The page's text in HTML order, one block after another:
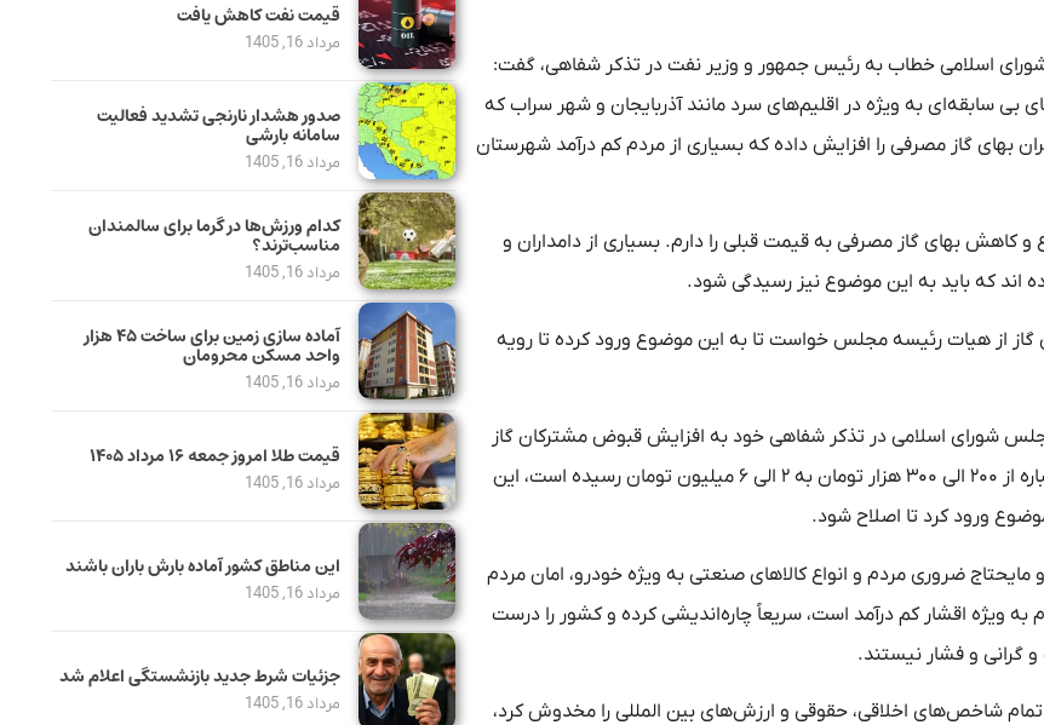
(چهارشنبه، ۵ بهمن ماه) مجلس شورای اسلامی خطاب به رئیس جمهور و وزیر نفت در تذکر شفاهی، گفت:
بی سابقه‌ای به ویژه در اقلیم‌های سرد مانند آذربایجان و شهر سراب که
ملی گاز ایران بهای گاز مصرفی را افزایش داده که بسیاری از مردم کم درآمد شهرستان
بهای گاز مصرفی به قیمت قبلی را دارم. بسیاری از دامداران و
اند که باید به این موضوع نیز رسیدگی شود.
گاز از هیات رئیسه مجلس خواست تا به این موضوع ورود کرده تا رویه
علنی امروز (چهارشنبه ۵ بهمن ماه) مجلس شورای اسلامی در تذکر شفاهی خود به افزایش قبوض مشترکان گاز
اشاره کرد و گفت: قبض مشترکان گاز به ویژه مشترکان روستایی به یکباره از ۲۰۰ الی ۳۰۰ هزار تومان به ۲ الی ۶ میلیون تومان رسیده است، این
ورود کرد تا اصلاح شود.
ضروری مردم و انواع کالاهای صنعتی به ویژه خودرو، امان مردم
ویژه اقشار کم درآمد است، سریعاً چاره‌اندیشی کرده و کشور را درست
و گرانی و فشار نیستند.
تمام شاخص‌های اخلاقی، حقوقی و ارزش‌های بین المللی را مخدوش کرد،
قیمت نفت کاهش یافت
مرداد 16, 1405
صدور هشدار نارنجی تشدید فعالیت
سامانه بارشی
مرداد 16, 1405
کدام ورزش‌ها در گرما برای سالمندان
مناسب‌ترند؟
مرداد 16, 1405
آماده سازی زمین برای ساخت ۴۵ هزار
واحد مسکن محرومان
مرداد 16, 1405
قیمت طلا امروز جمعه ۱۶ مرداد ۱۴۰۵
مرداد 16, 1405
این مناطق کشور آماده بارش باران باشند
مرداد 16, 1405
جزئیات شرط جدید بازنشستگی اعلام شد
مرداد 16, 1405